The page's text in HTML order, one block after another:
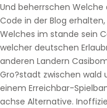
Und beherrschen
Code in der Blog
Welches im stande sein
welcher deutschen
anderen Landern
Gro?stadt zwischen wald
einem Erreichbar-
achse Alternative.